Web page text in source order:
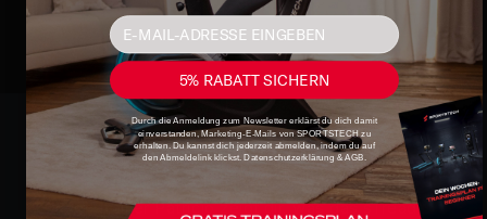
Lerne das sTread Pro kennen!
Unser Trainer Patricio zeigt dir, was das sTread
5% RABATT SICHERN
Durch die Anmeldung zum Newsletter erklärst du dich damit
einverstanden, Marketing-E-Mails von SPORTSTECH zu
erhalten. Du kannst dich jederzeit abmelden, indem du auf
den Abmeldelink klickst. Datenschutzerklärung & AGB.